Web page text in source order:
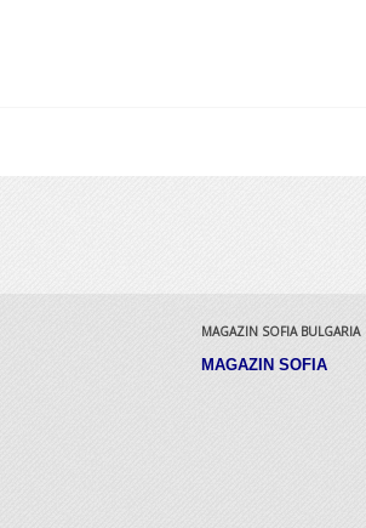
MAGAZIN SOFIA BULGARIA
MAGAZIN SOFIA